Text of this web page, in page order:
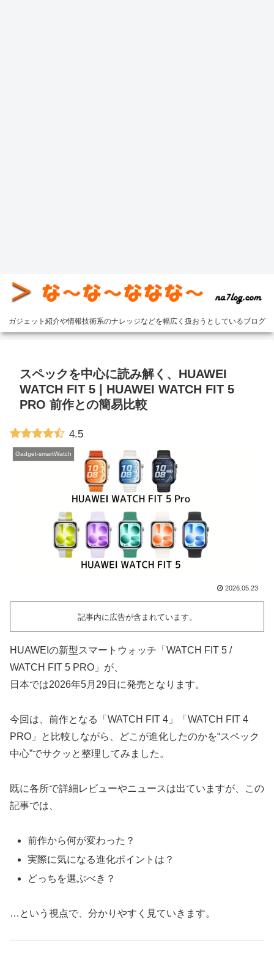
ガジェット紹介や情報技術系のナレッジなどを幅広く扱おうとしているブログ
スペックを中心に読み解く、HUAWEI
WATCH FIT 5 | HUAWEI WATCH FIT 5
PRO 前作との簡易比較
4.5
Gadget-smartWatch
2026.05.23
記事内に広告が含まれています。
HUAWEIの新型スマートウォッチ「WATCH FIT 5 /
WATCH FIT 5 PRO」が、
日本では2026年5月29日に発売となります。
今回は、前作となる「WATCH FIT 4」「WATCH FIT 4
PRO」と比較しながら、どこが進化したのかを“スペック
中心”でサクッと整理してみました。
既に各所で詳細レビューやニュースは出ていますが、この
記事では、
前作から何が変わった？
実際に気になる進化ポイントは？
どっちを選ぶべき？
…という視点で、分かりやすく見ていきます。